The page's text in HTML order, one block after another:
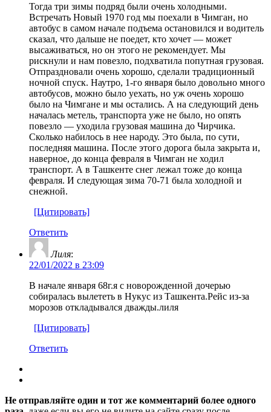
Тогда три зимы подряд были очень холодными.
Встречать Новый 1970 год мы поехали в Чимган, но
автобус в самом начале подъема остановился и водитель
сказал, что дальше не поедет, кто хочет — может
высаживаться, но он этого не рекомендует. Мы
рискнули и нам повезло, подхватила попутная грузовая.
Отпраздновали очень хорошо, сделали традиционный
ночной спуск. Наутро, 1-го января было довольно много
автобусов, можно было уехать, но уж очень хорошо
было на Чимгане и мы остались. А на следующий день
началась метель, транспорта уже не было, но опять
повезло — уходила грузовая машина до Чирчика.
Сколько набилось в нее народу. Это была, по сути,
последняя машина. После этого дорога была закрыта и,
наверное, до конца февраля в Чимган не ходил
транспорт. А в Ташкенте снег лежал тоже до конца
февраля. И следующая зима 70-71 была холодной и
снежной.
[Цитировать]
Ответить
Лиля:
22/01/2022 в 23:09
В начале января 68г.я с новорожденной дочерью
собиралась вылететь в Нукус из Ташкента.Рейс из-за
морозов откладывался дважды.лиля
[Цитировать]
Ответить
Не отправляйте один и тот же комментарий более одного